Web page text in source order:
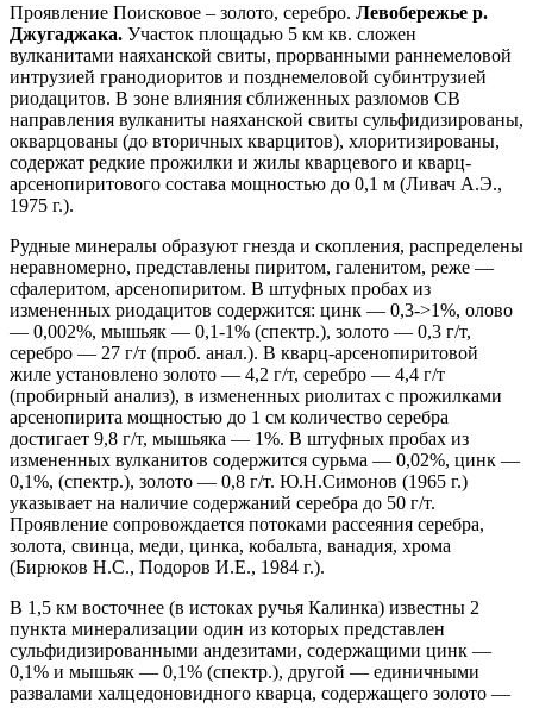
Проявление Поисковое – золото, серебро. Левобережье р.
Джугаджака. Участок площадью 5 км кв. сложен
вулканитами наяханской свиты, прорванными раннемеловой
интрузией гранодиоритов и позднемеловой субинтрузией
риодацитов. В зоне влияния сближенных разломов СВ
направления вулканиты наяханской свиты сульфидизированы,
окварцованы (до вторичных кварцитов), хлоритизированы,
содержат редкие прожилки и жилы кварцевого и кварц-
арсенопиритового состава мощностью до 0,1 м (Ливач А.Э.,
1975 г.).
Рудные минералы образуют гнезда и скопления, распределены
неравномерно, представлены пиритом, галенитом, реже —
сфалеритом, арсенопиритом. В штуфных пробах из
измененных риодацитов содержится: цинк — 0,3->1%, олово
— 0,002%, мышьяк — 0,1-1% (спектр.), золото — 0,3 г/т,
серебро — 27 г/т (проб. анал.). В кварц-арсенопиритовой
жиле установлено золото — 4,2 г/т, серебро — 4,4 г/т
(пробирный анализ), в измененных риолитах с прожилками
арсенопирита мощностью до 1 см количество серебра
достигает 9,8 г/т, мышьяка — 1%. В штуфных пробах из
измененных вулканитов содержится сурьма — 0,02%, цинк —
0,1%, (спектр.), золото — 0,8 г/т. Ю.Н.Симонов (1965 г.)
указывает на наличие содержаний серебра до 50 г/т.
Проявление сопровождается потоками рассеяния серебра,
золота, свинца, меди, цинка, кобальта, ванадия, хрома
(Бирюков Н.С., Подоров И.Е., 1984 г.).
В 1,5 км восточнее (в истоках ручья Калинка) известны 2
пункта минерализации один из которых представлен
сульфидизированными андезитами, содержащими цинк —
0,1% и мышьяк — 0,1% (спектр.), другой — единичными
развалами халцедоновидного кварца, содержащего золото —